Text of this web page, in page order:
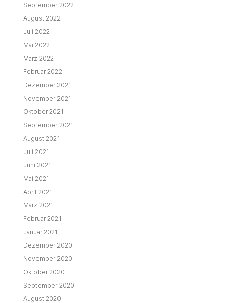
September 2022
August 2022
Juli 2022
Mai 2022
März 2022
Februar 2022
Dezember 2021
November 2021
Oktober 2021
September 2021
August 2021
Juli 2021
Juni 2021
Mai 2021
April 2021
März 2021
Februar 2021
Januar 2021
Dezember 2020
November 2020
Oktober 2020
September 2020
August 2020